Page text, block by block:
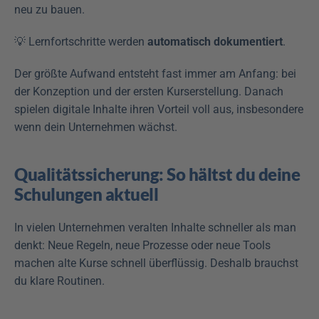
neu zu bauen.
💡 Lernfortschritte werden automatisch dokumentiert.
Der größte Aufwand entsteht fast immer am Anfang: bei
der Konzeption und der ersten Kurserstellung. Danach
spielen digitale Inhalte ihren Vorteil voll aus, insbesondere
wenn dein Unternehmen wächst.
Qualitätssicherung: So hältst du deine
Schulungen aktuell
In vielen Unternehmen veralten Inhalte schneller als man
denkt: Neue Regeln, neue Prozesse oder neue Tools
machen alte Kurse schnell überflüssig. Deshalb brauchst
du klare Routinen.